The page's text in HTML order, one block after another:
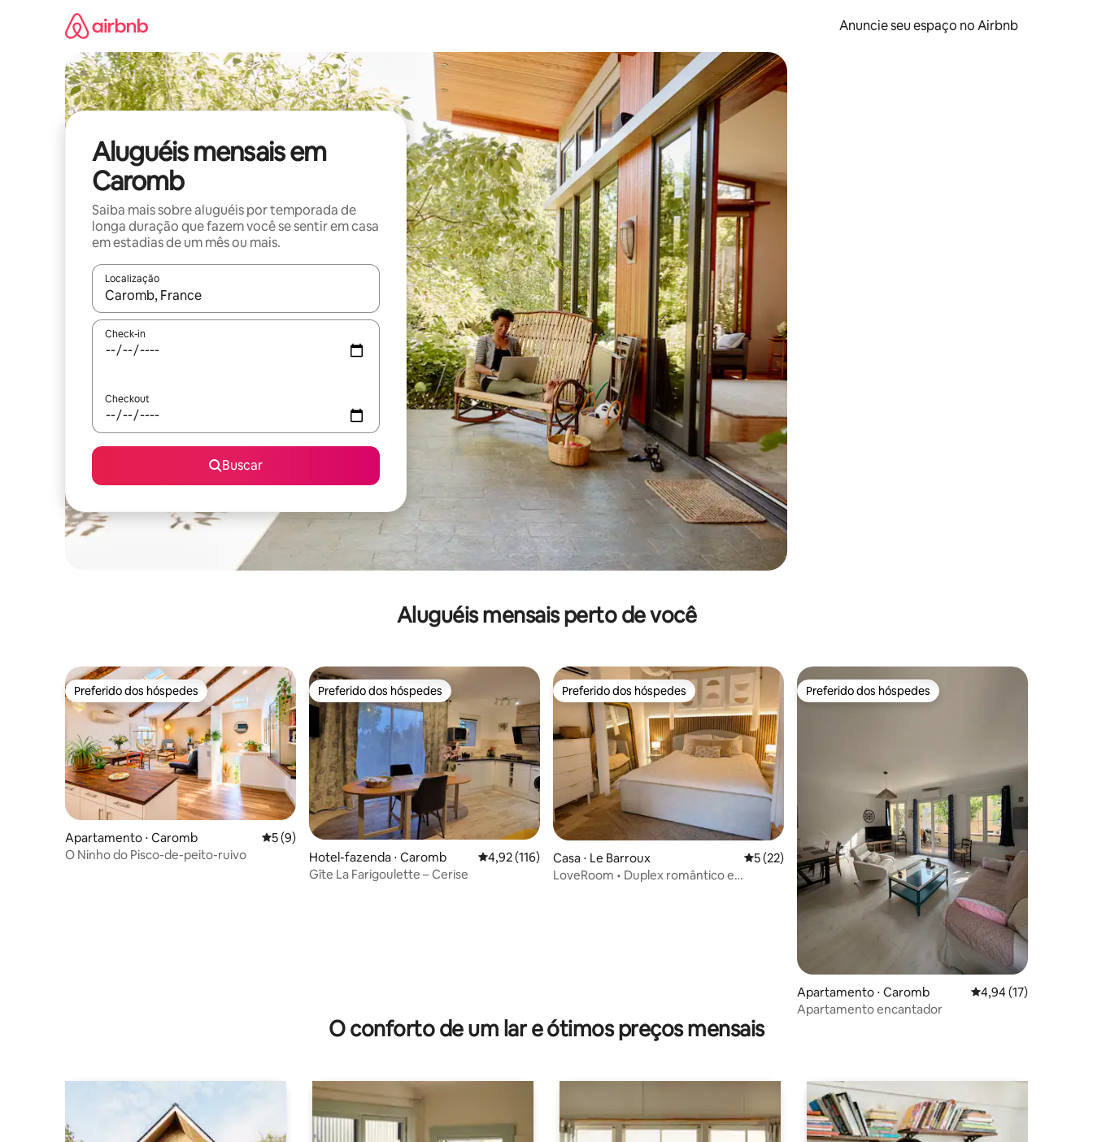
Anuncie seu espaço no Airbnb
Aluguéis mensais em
Caromb
Saiba mais sobre aluguéis por temporada de
longa duração que fazem você se sentir em casa
em estadias de um mês ou mais.
Localização
Quando os resultados estiverem disponíveis, explore-os usando as seta para cima e para baixo do teclado ou tocando e deslizando o dedo na tela.
Check-in
Checkout
Buscar
Aluguéis mensais perto de você
Preferido dos hóspedes
Preferido dos hóspedes
Apartamento ⋅ Caromb 5 de uma avaliação média de 5, 9 avaliações
5 (9)
O Ninho do Pisco-de-peito-ruivo
Preferido dos hóspedes
Preferido dos hóspedes
Hotel-fazenda ⋅ Caromb 4,92 de uma avaliação média de 5, 116 avaliações
4,92 (116)
Gîte La Farigoulette – Cerise
Preferido dos hóspedes
Preferido dos hóspedes
Casa ⋅ Le Barroux 5 de uma avaliação média de 5, 22 avaliações
5 (22)
LoveRoom • Duplex romântico e
Preferido dos hóspedes
Preferido dos hóspedes
Apartamento ⋅ Caromb 4,94 de uma
4,94 (17)
Apartamento encantador
O conforto de um lar e ótimos preços mensais